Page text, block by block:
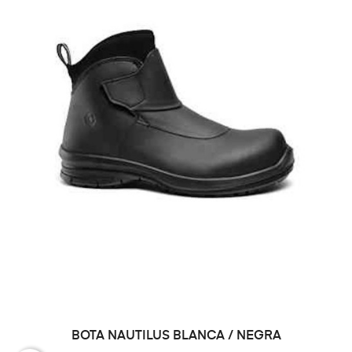
BOTA NAUTILUS BLANCA / NEGRA